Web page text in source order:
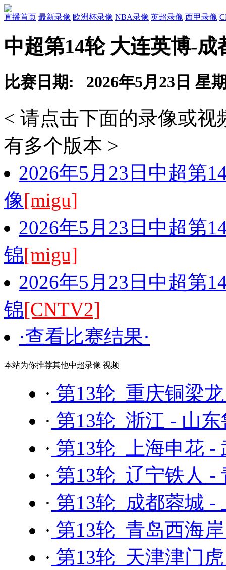
直播首页 最新录像 欧洲杯录像 NBA录像 英超录像 西甲录像
中超第14轮 大连英博-
比赛日期: 2026年5月23日 星
< 请点击下面的录像或
有多个版本 >
2026年5月23日中超第
像[migu]
2026年5月23日中超第
锦[migu]
2026年5月23日中超第
锦[CNTV2]
·查看比赛结果·
本站为你推荐其他中超录像 视频
· 第13轮 重庆铜梁
· 第13轮 浙江 - 山
· 第13轮 上海申花 -
· 第13轮 辽宁铁人 -
· 第13轮 成都蓉城 -
· 第13轮 青岛西海
· 第13轮 天津津门